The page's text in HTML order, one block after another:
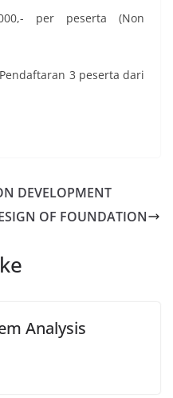
per peserta (Non
3 peserta dari
DEVELOPMENT
OF FOUNDATION
Analysis